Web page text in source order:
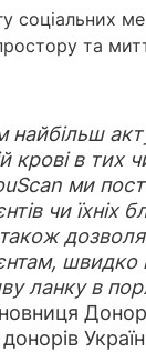
соціальних
та
найбільш
в тих
ми
чи
також
швидко
ланку в